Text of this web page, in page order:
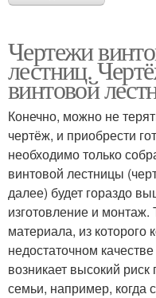
Чертежи
лестниц.
винтовой
Конечно, можно не
чертёж, и приобрести
необходимо только
винтовой лестницы
далее) будет гораздо
изготовление и монтаж.
материала, из которого
недостаточном
возникает высокий
семьи, например, когда